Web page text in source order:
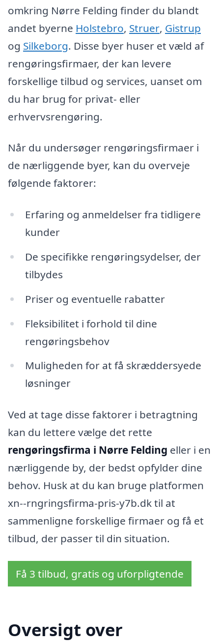
omkring Nørre Felding finder du blandt
andet byerne Holstebro, Struer, Gistrup
og Silkeborg. Disse byer huser et væld af
rengøringsfirmaer, der kan levere
forskellige tilbud og services, uanset om
du har brug for privat- eller
erhvervsrengøring.
Når du undersøger rengøringsfirmaer i
de nærliggende byer, kan du overveje
følgende faktorer:
Erfaring og anmeldelser fra tidligere
kunder
De specifikke rengøringsydelser, der
tilbydes
Priser og eventuelle rabatter
Fleksibilitet i forhold til dine
rengøringsbehov
Muligheden for at få skræddersyede
løsninger
Ved at tage disse faktorer i betragtning
kan du lettere vælge det rette
rengøringsfirma i Nørre Felding eller i en
nærliggende by, der bedst opfylder dine
behov. Husk at du kan bruge platformen
xn--rngringsfirma-pris-y7b.dk til at
sammenligne forskellige firmaer og få et
tilbud, der passer til din situation.
Få 3 tilbud, gratis og uforpligtende
Oversigt over